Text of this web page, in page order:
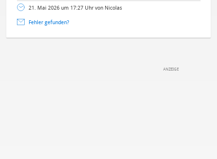
21. Mai 2026 um 17:27 Uhr von Nicolas
Fehler gefunden?